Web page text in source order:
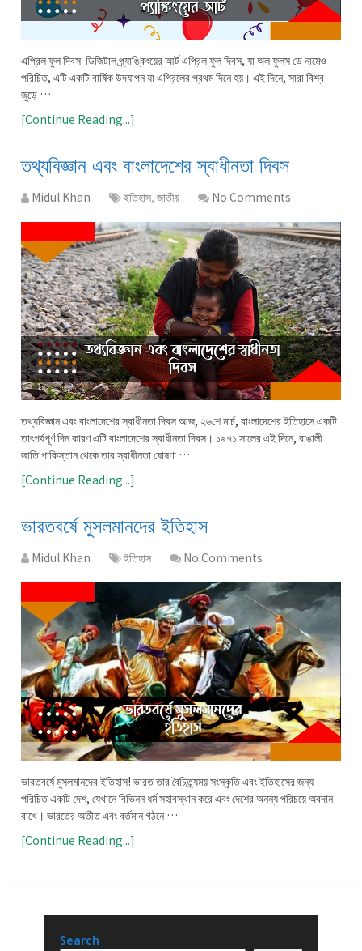
এপ্রিল ফুল দিবস: ডিজিটাল প্র্যাঙ্কিংয়ের আর্ট এপ্রিল ফুল দিবস, যা অল ফুলস ডে নামেও
পরিচিত, এটি একটি বার্ষিক উদযাপন যা এপ্রিলের প্রথম দিনে হয়। এই দিনে, সারা বিশ্ব
জুড়ে …
[Continue Reading...]
তথ্যবিজ্ঞান এবং বাংলাদেশের স্বাধীনতা দিবস
Midul Khan ইতিহাস,জাতীয় No Comments
তথ্যবিজ্ঞান এবং বাংলাদেশের স্বাধীনতা দিবস আজ, ২৬শে মার্চ, বাংলাদেশের ইতিহাসে একটি
তাৎপর্যপূর্ণ দিন কারণ এটি বাংলাদেশের স্বাধীনতা দিবস। ১৯৭১ সালের এই দিনে, বাঙালী
জাতি পাকিস্তান থেকে তার স্বাধীনতা ঘোষণা …
[Continue Reading...]
ভারতবর্ষে মুসলমানদের ইতিহাস
Midul Khan ইতিহাস No Comments
ভারতবর্ষে মুসলমানদের ইতিহাস! ভারত তার বৈচিত্র্যময় সংস্কৃতি এবং ইতিহাসের জন্য
পরিচিত একটি দেশ, যেখানে বিভিন্ন ধর্ম সহাবস্থান করে এবং দেশের অনন্য পরিচয়ে অবদান
রাখে। ভারতের অতীত এবং বর্তমান গঠনে …
[Continue Reading...]
Search